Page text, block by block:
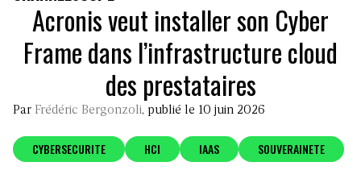
Acronis veut installer son Cyber
Frame dans l’infrastructure cloud
des prestataires
Par Frédéric Bergonzoli, publié le 10 juin 2026
CYBERSECURITE HCI IAAS SOUVERAINETE